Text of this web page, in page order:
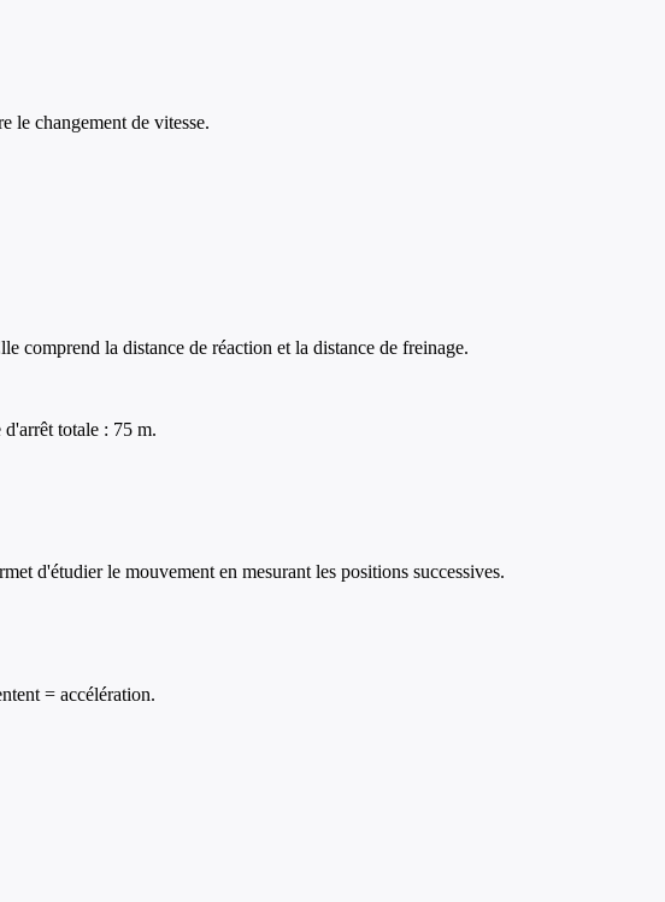
le changement de vitesse.
comprend la distance de réaction et la distance de freinage.
totale : 75 m.
d'étudier le mouvement en mesurant les positions successives.
= accélération.